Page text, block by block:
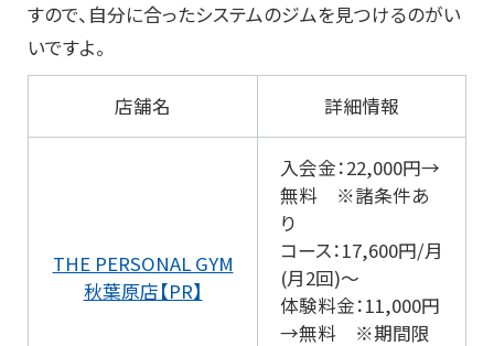
すので、自分に合ったシステムのジムを見つけるのがい
いですよ。
店舗名 詳細情報
THE PERSONAL GYM
秋葉原店【PR】
入会金：22,000円→
無料 ※諸条件あ
り
コース：17,600円/月
(月2回)～
体験料金：11,000円
→無料 ※期間限